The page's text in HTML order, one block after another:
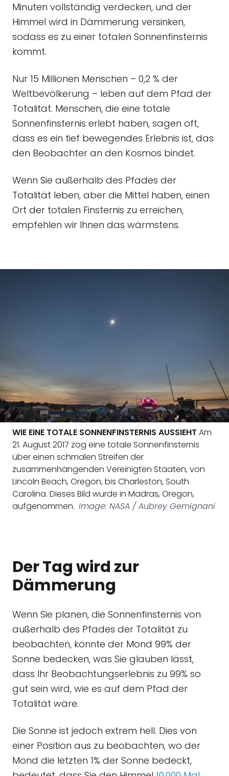
Minuten vollständig verdecken, und der
Himmel wird in Dämmerung versinken,
sodass es zu einer totalen Sonnenfinsternis
kommt.
Nur 15 Millionen Menschen – 0,2 % der
Weltbevölkerung – leben auf dem Pfad der
Totalität. Menschen, die eine totale
Sonnenfinsternis erlebt haben, sagen oft,
dass es ein tief bewegendes Erlebnis ist, das
den Beobachter an den Kosmos bindet.
Wenn Sie außerhalb des Pfades der
Totalität leben, aber die Mittel haben, einen
Ort der totalen Finsternis zu erreichen,
empfehlen wir Ihnen das wärmstens.
WIE EINE TOTALE SONNENFINSTERNIS AUSSIEHT Am
21. August 2017 zog eine totale Sonnenfinsternis
über einen schmalen Streifen der
zusammenhängenden Vereinigten Staaten, von
Lincoln Beach, Oregon, bis Charleston, South
Carolina. Dieses Bild wurde in Madras, Oregon,
aufgenommen. Image: NASA / Aubrey Gemignani
Der Tag wird zur
Dämmerung
Wenn Sie planen, die Sonnenfinsternis von
außerhalb des Pfades der Totalität zu
beobachten, könnte der Mond 99% der
Sonne bedecken, was Sie glauben lässt,
dass Ihr Beobachtungserlebnis zu 99% so
gut sein wird, wie es auf dem Pfad der
Totalität wäre.
Die Sonne ist jedoch extrem hell. Dies von
einer Position aus zu beobachten, wo der
Mond die letzten 1% der Sonne bedeckt,